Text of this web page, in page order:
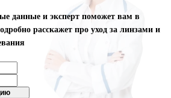
данные и эксперт поможет вам в
расскажет про уход за линзами и